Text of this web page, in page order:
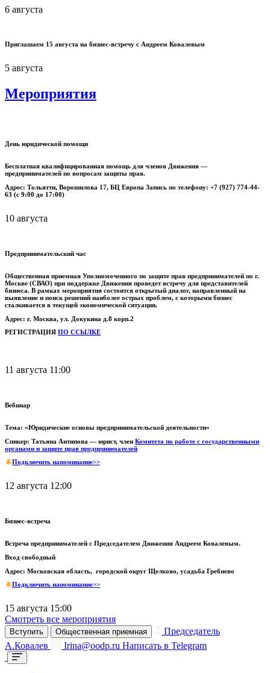
6 августа
Приглашаем 15 августа на бизнес-встречу с Андреем Ковалевым
5 августа
Мероприятия
День юридической помощи
Бесплатная квалифицированная помощь для членов Движения —
предпринимателей по вопросам защиты прав.
Адрес: Тольятти, Ворошилова 17, БЦ Европа Запись по телефону: +7 (927) 774-44-
63 (с 9:00 до 17:00)
10 августа
Предпринимательский час
Общественная приемная Уполномоченного по защите прав предпринимателей по г.
Москве (СВАО) при поддержке Движения проведет встречу для представителей
бизнеса. В рамках мероприятия состоится открытый диалог, направленный на
выявление и поиск решений наиболее острых проблем, с которыми бизнес
сталкивается в текущей экономической ситуации.
Адрес: г. Москва, ул. Докукина д.8 корп.2
РЕГИСТРАЦИЯ ПО ССЫЛКЕ
11 августа 11:00
Вебинар
Тема: «Юридические основы предпринимательской деятельности»
Спикер: Татьяна Антипова — юрист, член Комитета по работе с государственными
органами и защите прав предпринимателей
Подключить напоминание>>
12 августа 12:00
Бизнес-встреча
Встреча предпринимателей с Председателем Движения Андреем Ковалевым.
Вход свободный
Адрес: Московская область, городской округ Щелково, усадьба Гребнево
Подключить напоминание>>
15 августа 15:00
Смотреть все мероприятия
Вступить Общественная приемная
Председатель
А.Ковалев
Irina@oodp.ru Написать в Telegram